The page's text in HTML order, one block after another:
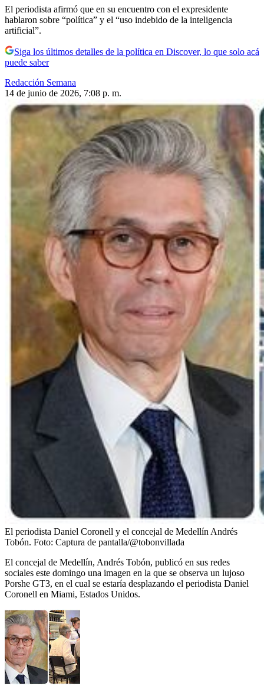
El periodista afirmó que en su encuentro con el expresidente
hablaron sobre “política” y el “uso indebido de la inteligencia
artificial”.
Siga los últimos detalles de la política en Discover, lo que solo acá
puede saber
Redacción Semana
14 de junio de 2026, 7:08 p. m.
El periodista Daniel Coronell y el concejal de Medellín Andrés
Tobón. Foto: Captura de pantalla/@tobonvillada
El concejal de Medellín, Andrés Tobón, publicó en sus redes
sociales este domingo una imagen en la que se observa un lujoso
Porshe GT3, en el cual se estaría desplazando el periodista Daniel
Coronell en Miami, Estados Unidos.